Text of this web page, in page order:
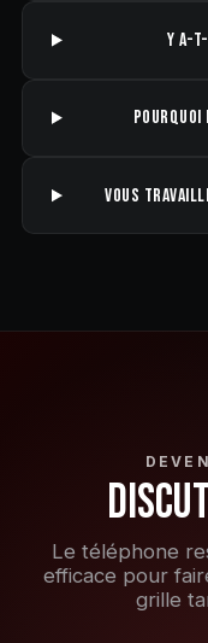
Y A-
VOUS
Le téléphone
efficace pour
grille